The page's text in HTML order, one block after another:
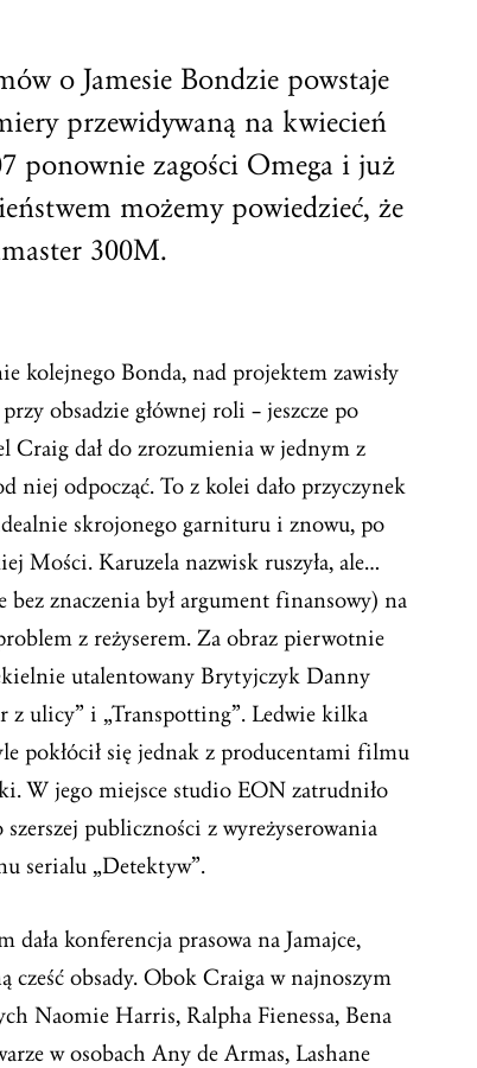
o Jamesie Bondzie powstaje
przewidywaną na kwiecień
ponownie zagości Omega i już
możemy powiedzieć, że
300M.
kolejnego Bonda, nad projektem zawisły
obsadzie głównej roli – jeszcze po
Craig dał do zrozumienia w jednym z
niej odpocząć. To z kolei dało przyczynek
skrojonego garnituru i znowu, po
Mości. Karuzela nazwisk ruszyła, ale…
znaczenia był argument finansowy) na
z reżyserem. Za obraz pierwotnie
utalentowany Brytyjczyk Danny
ulicy” i „Transpotting”. Ledwie kilka
pokłócił się jednak z producentami filmu
W jego miejsce studio EON zatrudniło
szerszej publiczności z wyreżyserowania
serialu „Detektyw”.
konferencja prasowa na Jamajce,
cześć obsady. Obok Craiga w najnoszym
Naomie Harris, Ralpha Fienessa, Bena
w osobach Any de Armas, Lashane